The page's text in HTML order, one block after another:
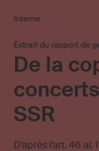
Interne
Extrait du rapport de
De la
SSR
D’après l’art. 46